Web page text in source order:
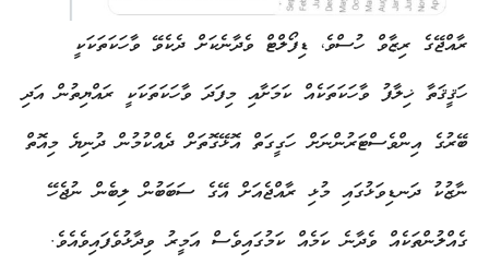
ރާއްޖޭގެ ރިޒާވް ހުސްވެ، ޑިފޯލްޓް ވެދާނެކަށް ދެކެވޭ ވާހަކަތަކަކީ
ހަޤީޤަތާ ޚިލާފު ވާހަކަތަކެއް ކަމަށާއި މިފަދަ ވާހަކަތަކަކީ ރައްޔިތުން އަދި
ބޭރުގެ އިންވެސްޓަރުންނަށް ހަގީގަތް އޮޅޭގޮތަށް ދެއްކުމުން ދުނިޔެ މިއޮތް
ނާޒުކު ދަނޑިވަޅުގައި މުޅި ރާއްޖެއަށް އޭގެ ސަބަބުން ލިބެން ނުޖެހޭ
ގެއްލުންތަކެއް ވެދާނެ ކަމެއް ކަމުގައިވެސް އަމީރު ވިދާޅުވެފައިވެއެވެ.